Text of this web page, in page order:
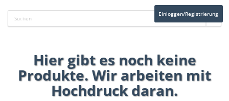
Einloggen/Registrierung
Hier gibt es noch keine
Produkte. Wir arbeiten mit
Hochdruck daran.